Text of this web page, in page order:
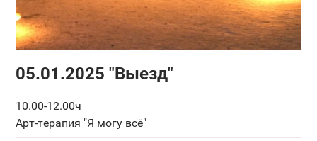
05.01.2025 "Выезд"
10.00-12.00ч
Арт-терапия "Я могу всё"